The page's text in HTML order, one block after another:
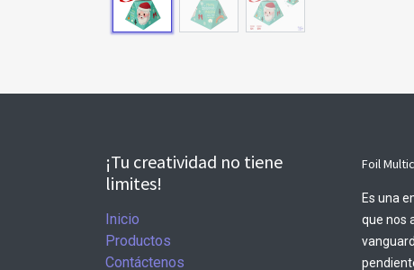
¡Tu creatividad no tiene
limites!
Inicio
Productos
Contáctenos
Foil
Es una
que nos